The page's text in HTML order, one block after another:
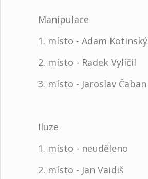
Manipulace
1. místo - Adam Kotinský
2. místo - Radek Vylíčil
3. místo - Jaroslav Čaban
Iluze
1. místo - neuděleno
2. místo - Jan Vaidiš